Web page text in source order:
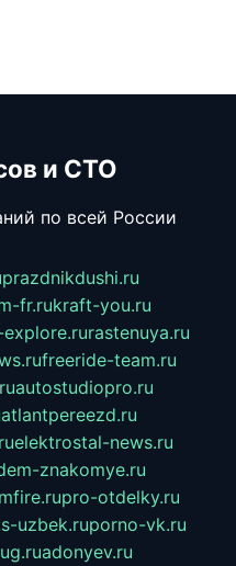
и СТО
по всей России
prazdnikdushi.ru
fr.rukraft-you.ru
rastenuya.ru
freeride-team.ru
autostudiopro.ru
atlantpereezd.ru
elektrostal-news.ru
znakomye.ru
pro-otdelky.ru
uzbek.ruporno-vk.ru
adonyev.ru